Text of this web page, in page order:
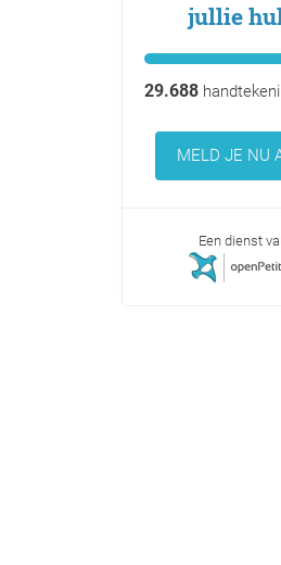
jullie
29.688
MELD JE NU
Een dienst